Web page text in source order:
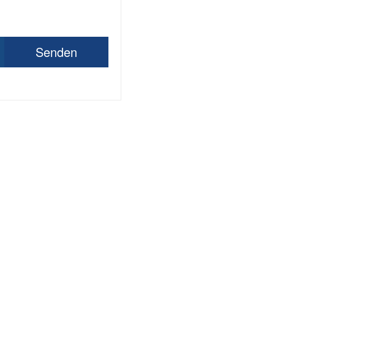
Senden